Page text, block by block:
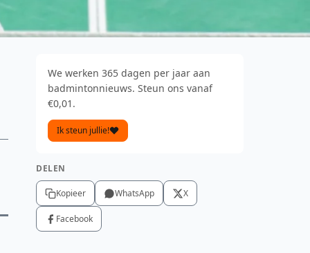
We werken 365 dagen per jaar aan
badmintonnieuws. Steun ons vanaf
€0,01.
Ik steun jullie!
DELEN
Kopieer WhatsApp X
Facebook